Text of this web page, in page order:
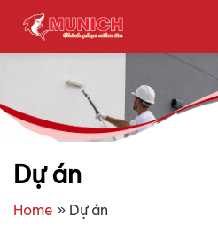
nội
dung
Dự án
Home » Dự án